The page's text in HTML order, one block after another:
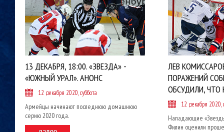
13 ДЕКАБРЯ, 18:00. «ЗВЕЗДА» -
«ЮЖНЫЙ УРАЛ». АНОНС
12 декабря 2020, суббота
Армейцы начинают последнюю домашнюю
серию 2020 года.
ЛЕВ
ПОРАЖЕНИЙ
ОБСУДИЛИ, ЧТО
12 декабря 2020,
Нападающие
Филин оценили